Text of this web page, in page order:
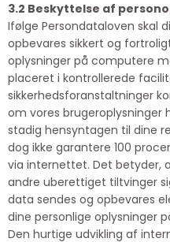
3.2 Beskyttelse af
Ifølge Persondataloven skal
opbevares sikkert og
oplysninger på computere
placeret i kontrollerede
sikkerhedsforanstaltninger
om vores brugeroplysninger
stadig hensyntagen til dine
dog ikke garantere 100
via internettet. Det betyder,
andre uberettiget tiltvinger
data sendes og opbevares
dine personlige oplysninger
Den hurtige udvikling af